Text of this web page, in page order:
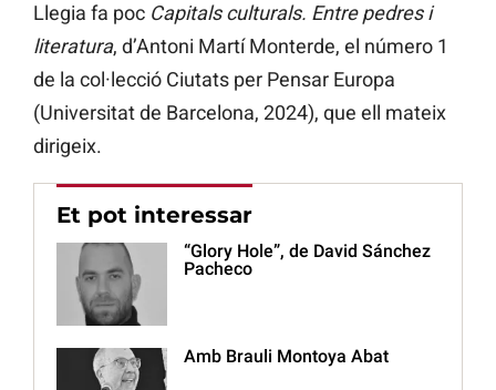
Llegia fa poc Capitals culturals. Entre pedres i
literatura, d’Antoni Martí Monterde, el número 1
de la col·lecció Ciutats per Pensar Europa
(Universitat de Barcelona, 2024), que ell mateix
dirigeix.
Et pot interessar
“Glory Hole”, de David Sánchez
Pacheco
Amb Brauli Montoya Abat